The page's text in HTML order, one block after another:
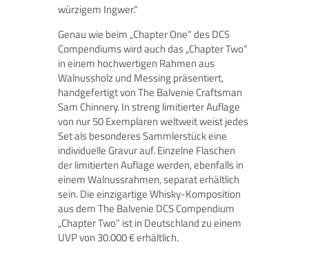
würzigem Ingwer.“
Genau wie beim „Chapter One“ des DCS
Compendiums wird auch das „Chapter Two“
in einem hochwertigen Rahmen aus
Walnussholz und Messing präsentiert,
handgefertigt von The Balvenie Craftsman
Sam Chinnery. In streng limitierter Auflage
von nur 50 Exemplaren weltweit weist jedes
Set als besonderes Sammlerstück eine
individuelle Gravur auf. Einzelne Flaschen
der limitierten Auflage werden, ebenfalls in
einem Walnussrahmen, separat erhältlich
sein. Die einzigartige Whisky-Komposition
aus dem The Balvenie DCS Compendium
„Chapter Two“ ist in Deutschland zu einem
UVP von 30.000 € erhältlich.